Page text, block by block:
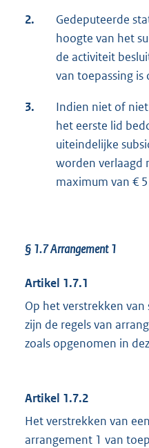
2.
Gedeputeerde
hoogte van het
de activiteit
van toepassing is
3.
Indien niet of
het eerste lid
uiteindelijke
worden verlaagd
maximum van €
§ 1.7Arrangement 1
Artikel 1.7.1
Op het verstrekken
zijn de regels van
zoals opgenomen in
Artikel 1.7.2
Het verstrekken van
arrangement 1 van